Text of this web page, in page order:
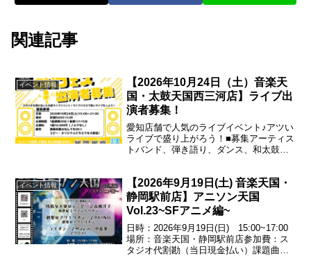
関連記事
イベント情報
【2026年10月24日（土）音楽天
国・太鼓天国西三河店】ライブ出
演者募集！
愛知店舗で人気のライブイベント♪アツい
ライブで盛り上がろう！■募集アーティス
トバンド、弾き語り、ダンス、和太鼓な
+転換リハ15分）■場所安城RADIO
CLUB■...
イベント情報
【2026年9月19日(土) 音楽天国・
静岡駅前店】アニソン天国
Vol.23~SFアニメ編~
日時：2026年9月19日(日) 15:00~17:00
場所：音楽天国・静岡駅前店参加費：ス
タジオ代割勘（当日現金払い）課題曲残